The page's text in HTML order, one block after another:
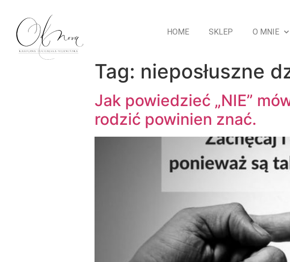
HOME SKLEP O MNIE
Tag: nieposłuszne
Jak powiedzieć „NIE”
rodzić powinien znać.